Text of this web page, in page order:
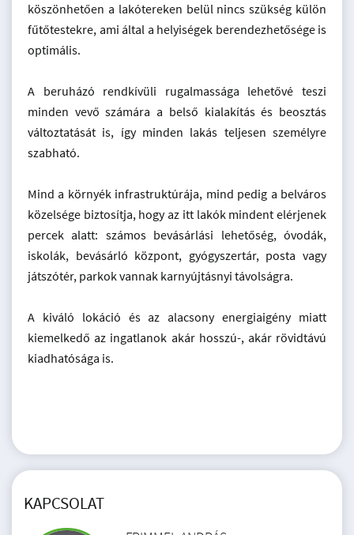
köszönhetően a lakótereken belül nincs szükség külön
fűtőtestekre, ami által a helyiségek berendezhetősége is
optimális.
A beruházó rendkívüli rugalmassága lehetővé teszi
minden vevő számára a belső kialakítás és beosztás
változtatását is, így minden lakás teljesen személyre
szabható.
Mind a környék infrastruktúrája, mind pedig a belváros
közelsége biztosítja, hogy az itt lakók mindent elérjenek
percek alatt: számos bevásárlási lehetőség, óvodák,
iskolák, bevásárló központ, gyógyszertár, posta vagy
játszótér, parkok vannak karnyújtásnyi távolságra.
A kiváló lokáció és az alacsony energiaigény miatt
kiemelkedő az ingatlanok akár hosszú-, akár rövidtávú
kiadhatósága is.
KAPCSOLAT